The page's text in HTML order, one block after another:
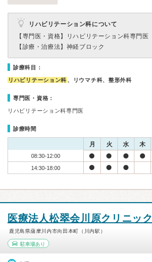
リハビリテーション科について
【専門医・資格】
リハビリテーション科専門医
【診療・治療法】 神経ブロック
診療科目：
リハビリテーション科 、リウマチ科、整形外科
専門医・資格：
リハビリテーション科専門医
診療時間
月 火 水 木
08:30-12:00
14:30-18:00
医療法人松翠会川原クリニック
鹿児島県薩摩川内市向田本町（川内駅）
駐車場あり